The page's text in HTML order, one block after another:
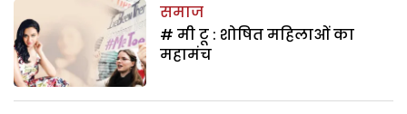
समाज
# मी टू : शोषित महिलाओं का
महामंच